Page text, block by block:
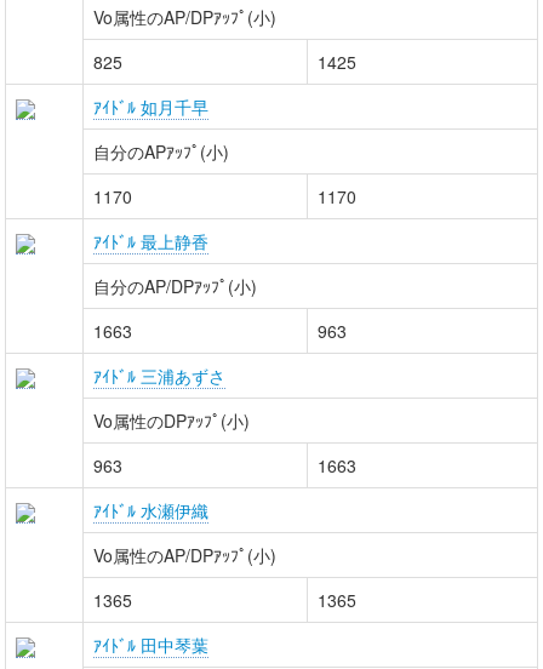
Vo属性のAP/DPｱｯﾌﾟ(小)
825
1425
ｱｲﾄﾞﾙ 如月千早
自分のAPｱｯﾌﾟ(小)
1170
1170
ｱｲﾄﾞﾙ 最上静香
自分のAP/DPｱｯﾌﾟ(小)
1663
963
ｱｲﾄﾞﾙ 三浦あずさ
Vo属性のDPｱｯﾌﾟ(小)
963
1663
ｱｲﾄﾞﾙ 水瀬伊織
Vo属性のAP/DPｱｯﾌﾟ(小)
1365
1365
ｱｲﾄﾞﾙ 田中琴葉